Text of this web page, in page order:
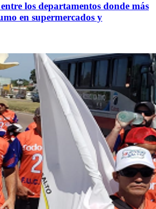
los departamentos donde más
en supermercados y